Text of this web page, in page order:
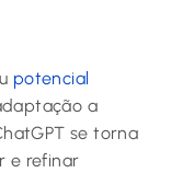
potencial
a
se torna
e refinar